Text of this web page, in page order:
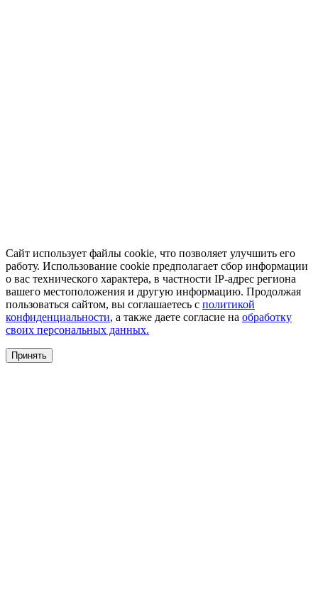
Сайт использует файлы cookie, что позволяет улучшить его
работу. Использование cookie предполагает сбор информации
о вас технического характера, в частности IP-адрес региона
вашего местоположения и другую информацию. Продолжая
пользоваться сайтом, вы соглашаетесь с политикой
конфиденциальности, а также даете согласие на обработку
своих персональных данных.
Принять